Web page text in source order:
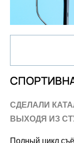
СДЕЛАЛИ
ВЫХОДЯ ИЗ
Полный цикл